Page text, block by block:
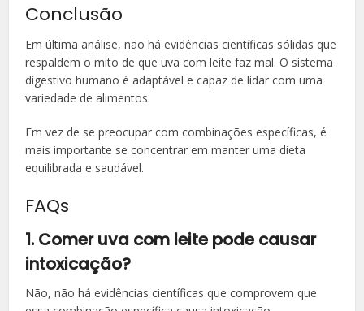
Conclusão
Em última análise, não há evidências científicas sólidas que
respaldem o mito de que uva com leite faz mal. O sistema
digestivo humano é adaptável e capaz de lidar com uma
variedade de alimentos.
Em vez de se preocupar com combinações específicas, é
mais importante se concentrar em manter uma dieta
equilibrada e saudável.
FAQs
1. Comer uva com leite pode causar
intoxicação?
Não, não há evidências científicas que comprovem que